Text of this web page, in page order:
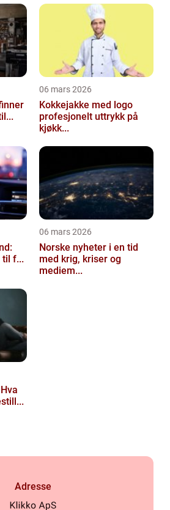
06 mars 2026
Kokkejakke med logo
profesjonelt uttrykk på
kjøkk...
til f...
06 mars 2026
Norske nyheter i en tid
med krig, kriser og
mediem...
Adresse